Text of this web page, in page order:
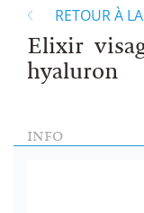
RETOUR À
Elixir
hyaluron
INFO